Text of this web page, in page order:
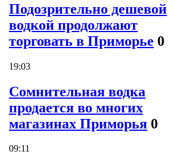
Подозрительно дешевой
водкой продолжают
торговать в Приморье 0
19:03
Сомнительная водка
продается во многих
магазинах Приморья 0
09:11